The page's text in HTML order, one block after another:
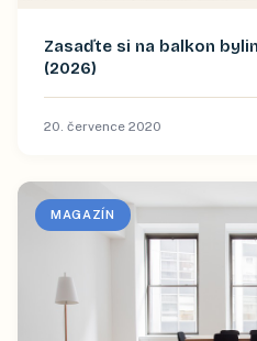
Zasaďte si na balkon
(2026)
20. července 2020
MAGAZÍN